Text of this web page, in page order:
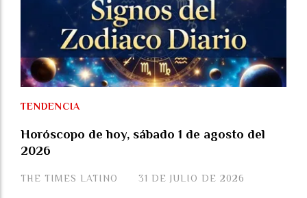
Horóscopo de hoy, sábado 1 de agosto del
2026
THE TIMES LATINO
TENDENCIA
31 DE JULIO DE 2026